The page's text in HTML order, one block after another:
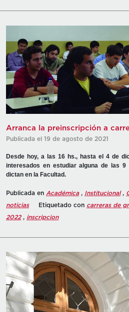
Arranca la preinscripción a
Publicada el 19 de agosto de 2021
Desde hoy, a las 16 hs., hasta el 4 de
interesados en estudiar alguna de las
dictan en la Facultad.
Publicada en Académica, Institucional,
noticias
Etiquetado con carreras de
2022, inscripcion